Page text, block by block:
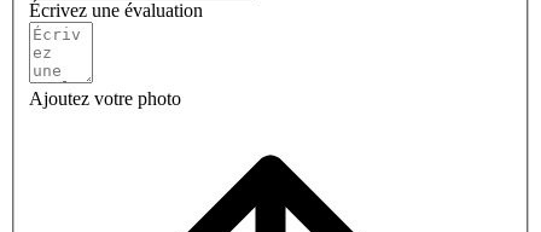
Écrivez une évaluation
Ajoutez votre photo